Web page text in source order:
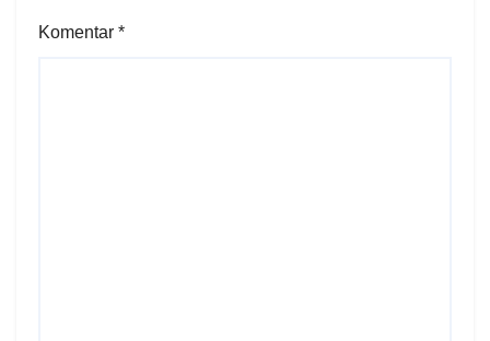
Komentar *